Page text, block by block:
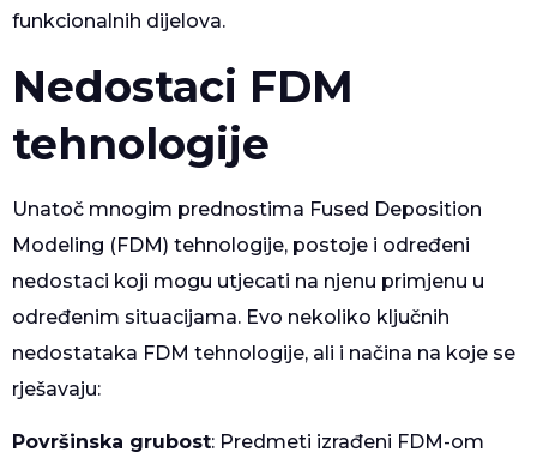
funkcionalnih dijelova.
Nedostaci FDM
tehnologije
Unatoč mnogim prednostima Fused Deposition
Modeling (FDM) tehnologije, postoje i određeni
nedostaci koji mogu utjecati na njenu primjenu u
određenim situacijama. Evo nekoliko ključnih
nedostataka FDM tehnologije, ali i načina na koje se
rješavaju:
Površinska grubost: Predmeti izrađeni FDM-om